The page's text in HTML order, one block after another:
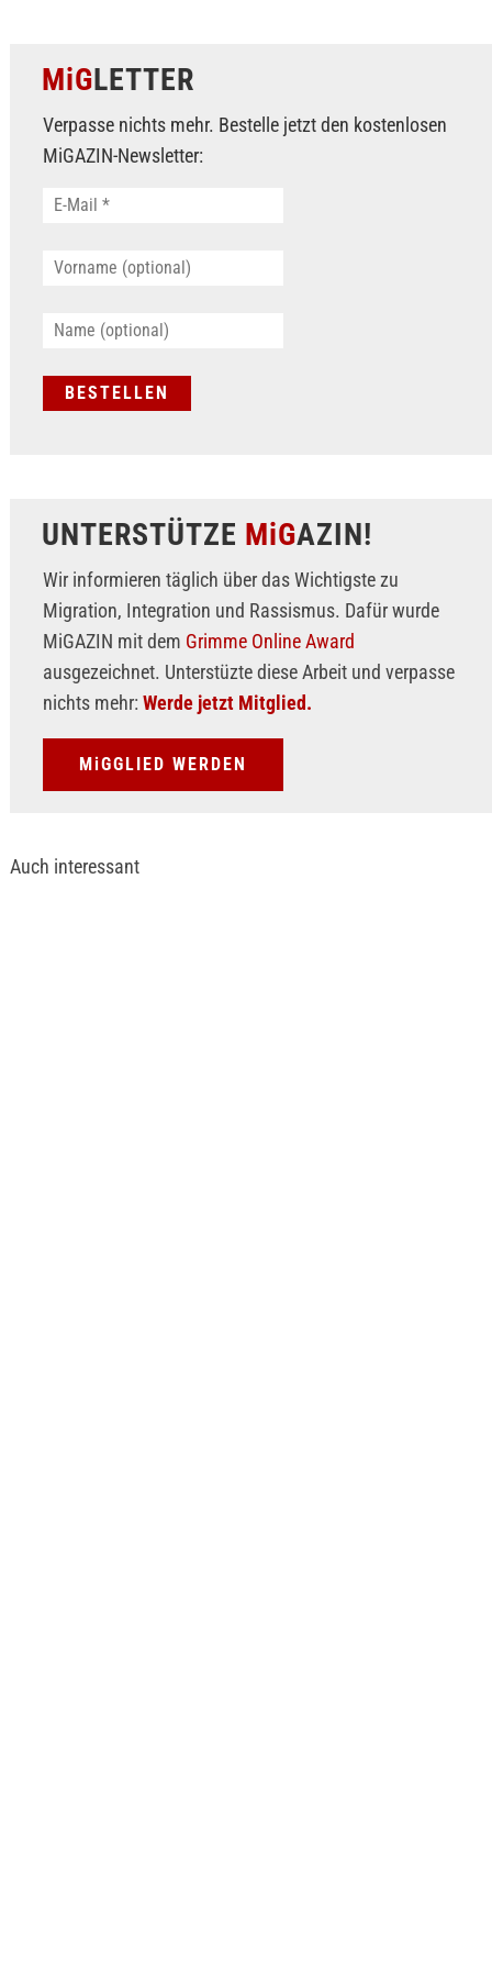
MiGLETTER
Verpasse nichts mehr. Bestelle jetzt den kostenlosen
MiGAZIN-Newsletter:
UNTERSTÜTZE MiGAZIN!
Wir informieren täglich über das Wichtigste zu
Migration, Integration und Rassismus. Dafür wurde
MiGAZIN mit dem Grimme Online Award
ausgezeichnet. Unterstüzte diese Arbeit und verpasse
nichts mehr: Werde jetzt Mitglied.
MiGGLIED WERDEN
Auch interessant